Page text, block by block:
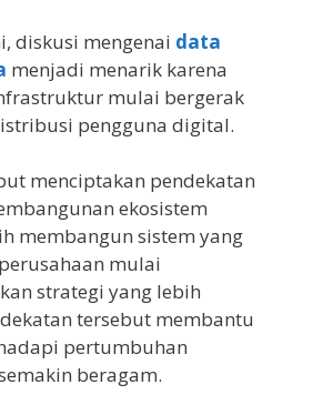
diskusi mengenai data
menjadi menarik karena
mulai bergerak
pengguna digital.
menciptakan pendekatan
ekosistem
membangun sistem yang
mulai
strategi yang lebih
tersebut membantu
pertumbuhan
beragam.